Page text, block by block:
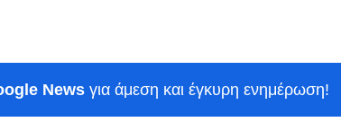
News για άμεση και έγκυρη ενημέρωση!